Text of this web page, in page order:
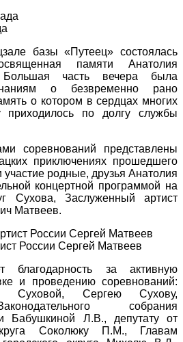
базы «Путеец» состоялась
памяти Анатолия
Большая часть вечера была
о безвременно рано
о котором в сердцах многих
по долгу службы
соревнований представлены
приключениях прошедшего
участие родные, друзья Анатолия
концертной программой на
Сухова, Заслуженный артист
Матвеев.
России Сергей Матвеев
благодарность за активную
и проведению соревнований:
Суховой, Сергею Сухову,
собрания
Бабушкиной Л.В., депутату от
Соколюку П.М., Главам